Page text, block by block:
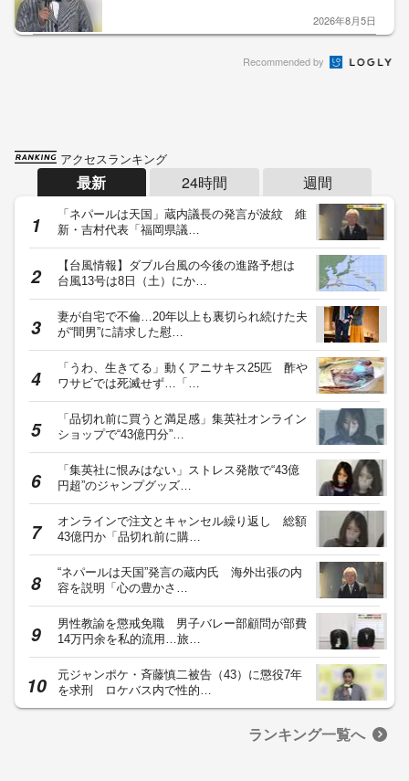
2026年8月5日
Recommended by
アクセスランキング
最新 24時間 週間
「ネパールは天国」蔵内議長の発言が波紋 維
新・吉村代表「福岡県議…
【台風情報】ダブル台風の今後の進路予想は
台風13号は8日（土）にか…
妻が自宅で不倫…20年以上も裏切られ続けた夫
が“間男”に請求した慰…
「うわ、生きてる」動くアニサキス25匹 酢や
ワサビでは死滅せず…「…
「品切れ前に買うと満足感」集英社オンライン
ショップで“43億円分”…
「集英社に恨みはない」ストレス発散で“43億
円超”のジャンプグッズ…
オンラインで注文とキャンセル繰り返し 総額
43億円か「品切れ前に購…
“ネパールは天国”発言の蔵内氏 海外出張の内
容を説明「心の豊かさ…
男性教諭を懲戒免職 男子バレー部顧問が部費
14万円余を私的流用…旅…
元ジャンポケ・斉藤慎二被告（43）に懲役7年
を求刑 ロケバス内で性的…
ランキング一覧へ